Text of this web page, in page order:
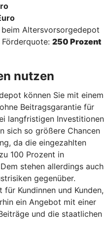
beim Altersvorsorgedepot
Förderquote: 250 Prozent
nutzen
können Sie mit einem
Beitragsgarantie für
langfristigen Investitionen
sich so größere Chancen
da die eingezahlten
100 Prozent in
stehen allerdings auch
gegenüber.
Kundinnen und Kunden,
ein Angebot mit einer
und die staatlichen